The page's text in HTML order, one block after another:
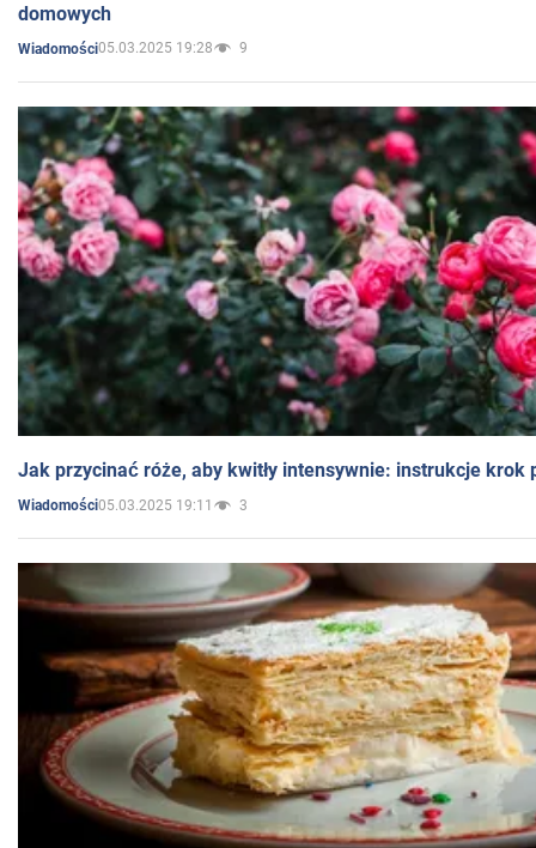
domowych
Wiadomości05.03.2025 19:28 9
Jak przycinać róże, aby kwitły intensywnie: instrukcje krok
Wiadomości05.03.2025 19:11 3